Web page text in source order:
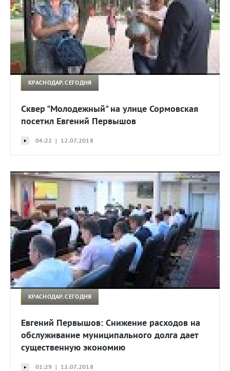
КРАСНОДАР. СЕГОДНЯ
Сквер "Молодежный" на улице Сормовская
посетил Евгений Первышов
04:22 | 12.07.2018
КРАСНОДАР. СЕГОДНЯ
Евгений Первышов: Снижение расходов на
обслуживание муниципального долга дает
существенную экономию
01:29 | 12.07.2018